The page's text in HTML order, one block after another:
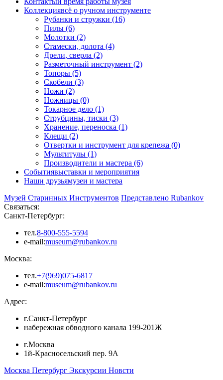
Коллекциявсё о ручном инструменте
Рубанки и стружки (16)
Пилы (6)
Молотки (2)
Стамески, долота (4)
Дрели, сверла (2)
Разметочный инструмент (2)
Топоры (5)
Скобели (3)
Ножи (2)
Ножницы (0)
Токарное дело (1)
Струбцины, тиски (3)
Хранение, переноска (1)
Клещи (2)
Отвертки и инструмент для крепежа (0)
Мультитулы (1)
Производители и мастера (6)
Событиявыставки и мероприятия
Наши друзьямузеи и мастера
Музей Старинных Инструментов Представлено Rubankov
Связаться:
Санкт-Петербург:
тел.8-800-555-5594
e-mail:museum@rubankov.ru
Москва:
тел.+7(969)075-6817
e-mail:museum@rubankov.ru
Адрес:
г.Санкт-Петербург
набережная обводного канала 199-201Ж
г.Москва
1й-Красносельский пер. 9А
Москва Петербург Экскурсии Новсти